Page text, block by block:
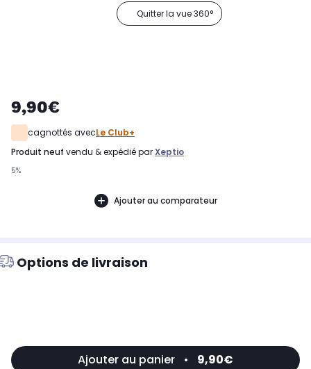
Quitter la vue 360°
9,90€
cagnottés avecLe Club+
produit neuf vendu & expédié parXeptio
5%
Ajouter au comparateur
Options de livraison
Ajouter au panier • 9,90€